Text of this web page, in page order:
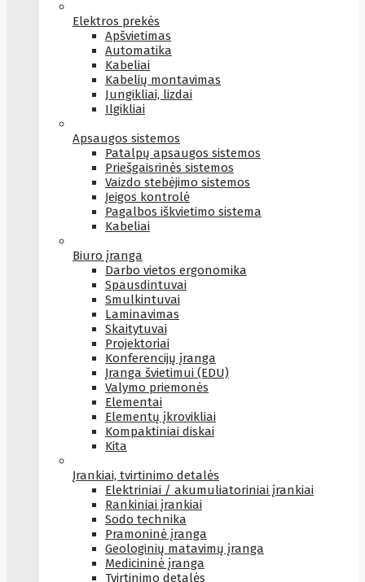
Elektros prekės
Apšvietimas
Automatika
Kabeliai
Kabelių montavimas
Jungikliai, lizdai
Ilgikliai
Apsaugos sistemos
Patalpų apsaugos sistemos
Priešgaisrinės sistemos
Vaizdo stebėjimo sistemos
Įeigos kontrolė
Pagalbos iškvietimo sistema
Kabeliai
Biuro įranga
Darbo vietos ergonomika
Spausdintuvai
Smulkintuvai
Laminavimas
Skaitytuvai
Projektoriai
Konferencijų įranga
Įranga švietimui (EDU)
Valymo priemonės
Elementai
Elementų įkrovikliai
Kompaktiniai diskai
Kita
Įrankiai, tvirtinimo detalės
Elektriniai / akumuliatoriniai įrankiai
Rankiniai įrankiai
Sodo technika
Pramoninė įranga
Geologinių matavimų įranga
Medicininė įranga
Tvirtinimo detalės